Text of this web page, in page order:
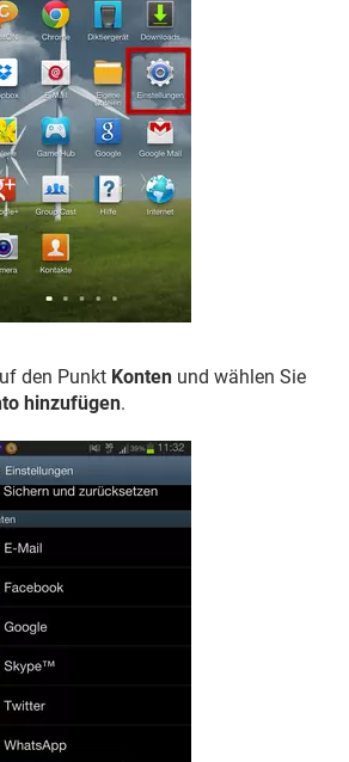
den Punkt Konten und wählen Sie
hinzufügen.